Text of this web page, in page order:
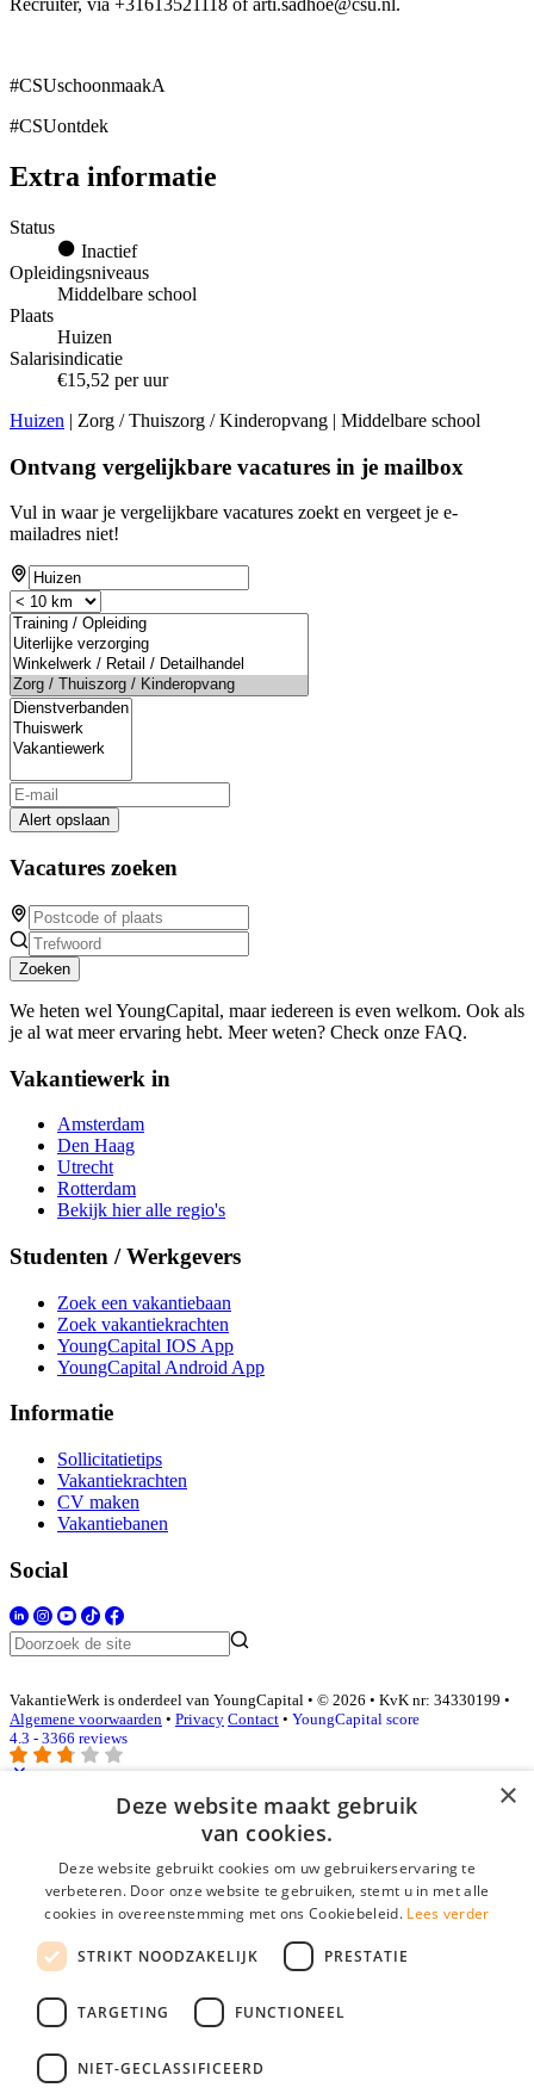
Recruiter, via +31613521118 of arti.sadhoe@csu.nl.
#CSUschoonmaakA
#CSUontdek
Extra informatie
Status
Inactief
Opleidingsniveaus
Middelbare school
Plaats
Huizen
Salarisindicatie
€15,52 per uur
Huizen | Zorg / Thuiszorg / Kinderopvang | Middelbare school
Ontvang vergelijkbare vacatures in je mailbox
Vul in waar je vergelijkbare vacatures zoekt en vergeet je e-
mailadres niet!
Alert opslaan
Vacatures zoeken
Zoeken
We heten wel YoungCapital, maar iedereen is even welkom. Ook als
je al wat meer ervaring hebt. Meer weten? Check onze FAQ.
Vakantiewerk in
Amsterdam
Den Haag
Utrecht
Rotterdam
Bekijk hier alle regio's
Studenten / Werkgevers
Zoek een vakantiebaan
Zoek vakantiekrachten
YoungCapital IOS App
YoungCapital Android App
Informatie
Sollicitatietips
Vakantiekrachten
CV maken
Vakantiebanen
Social
VakantieWerk is onderdeel van YoungCapital • © 2026 • KvK nr: 34330199 •
Algemene voorwaarden • Privacy Contact • YoungCapital score
4.3 - 3366 reviews
E-mail*
Wachtwoord
login gegevens onthouden
login
Bedrijf aanmelden
×
Deze website maakt gebruik
van cookies.
Deze website gebruikt cookies om uw gebruikerservaring te
verbeteren. Door onze website te gebruiken, stemt u in met alle
cookies in overeenstemming met ons Cookiebeleid. Lees verder
STRIKT NOODZAKELIJK PRESTATIE
TARGETING FUNCTIONEEL
NIET-GECLASSIFICEERD